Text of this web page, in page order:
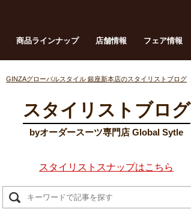
商品ラインナップ 店舗情報 フェア情報
GINZAグローバルスタイル 銀座新本店のスタイリストブログ
スタイリストブログ
byオーダースーツ専門店 Global Sytle
スタイリストスナップはこちら